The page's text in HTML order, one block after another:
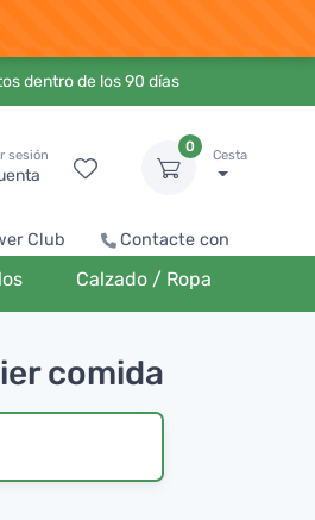
dentro de los 90 días
sesión
0
Cesta
Club Contacte con
Calzado / Ropa
comida